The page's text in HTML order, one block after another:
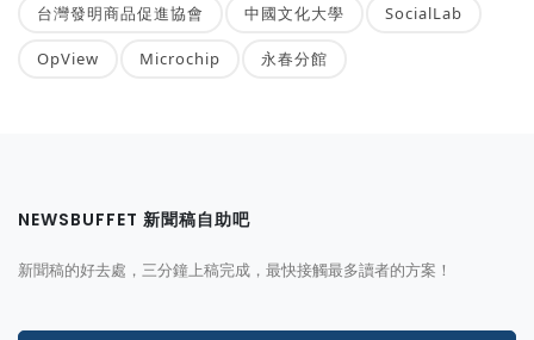
台灣發明商品促進協會 中國文化大學 SocialLab
OpView Microchip 永春分館
NEWSBUFFET 新聞稿自助吧
新聞稿的好去處，三分鐘上稿完成，最快接觸最多讀者的方案！